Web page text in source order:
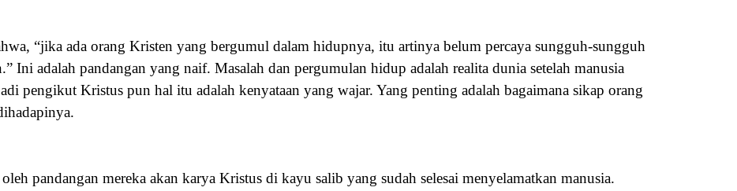
“jika ada orang Kristen yang bergumul dalam hidupnya, itu artinya belum percaya sungguh-sungguh
Ini adalah pandangan yang naif. Masalah dan pergumulan hidup adalah realita dunia setelah manusia
pengikut Kristus pun hal itu adalah kenyataan yang wajar. Yang penting adalah bagaimana sikap orang
pandangan mereka akan karya Kristus di kayu salib yang sudah selesai menyelamatkan manusia.